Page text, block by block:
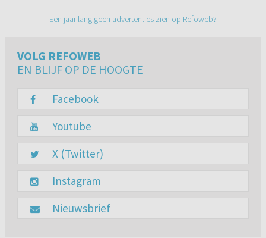
Een jaar lang geen advertenties zien op Refoweb?
VOLG REFOWEB
EN BLIJF OP DE HOOGTE
Facebook
Youtube
X (Twitter)
Instagram
Nieuwsbrief